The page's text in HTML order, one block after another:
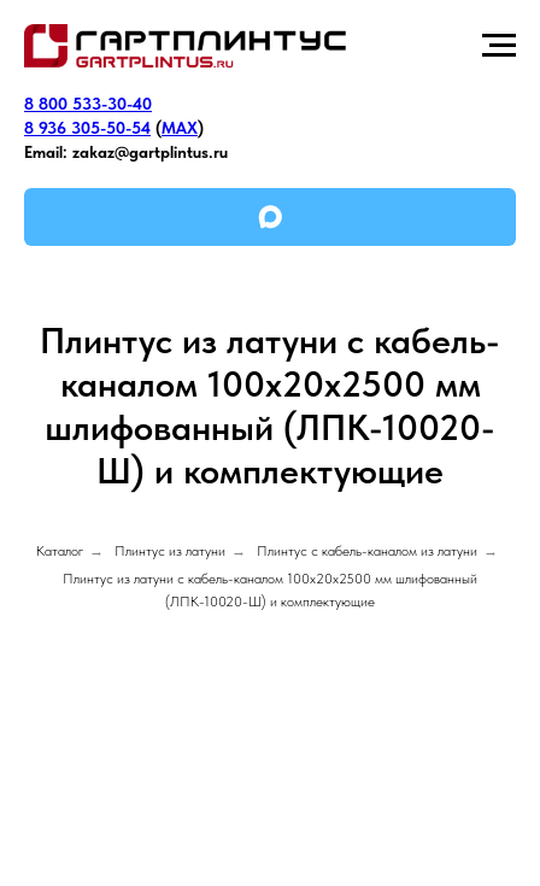
8 800 533-30-40
8 936 305-50-54 (MAX)
Email: zakaz@gartplintus.ru
Плинтус из латуни с кабель-
каналом 100х20х2500 мм
шлифованный (ЛПК-10020-
Ш) и комплектующие
Каталог → Плинтус из латуни → Плинтус с кабель-каналом из латуни →
Плинтус из латуни с кабель-каналом 100х20х2500 мм шлифованный
(ЛПК-10020-Ш) и комплектующие